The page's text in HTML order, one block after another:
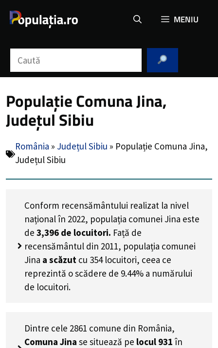
MENIU
Populație Comuna Jina,
Județul Sibiu
România » Județul Sibiu » Populație Comuna Jina,
Județul Sibiu
Conform recensământului realizat la nivel
național în 2022, populația comunei Jina este
de 3,396 de locuitori. Față de
recensământul din 2011, populația comunei
Jina a scăzut cu 354locuitori, ceea ce
reprezintă o scădere de 9.44% a numărului
de locuitori.
Dintre cele 2861 comune din România,
Comuna Jina se situează pe locul 931 în